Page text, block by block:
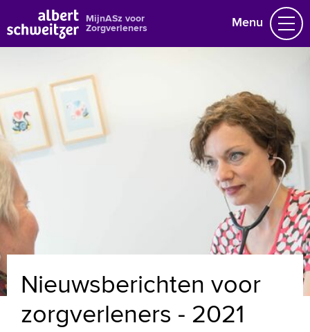
MijnASz voor
Zorgverleners Menu
Naar home asz.nl
Voorleesfunctie
Nieuwsberichten voor
zorgverleners - 2021